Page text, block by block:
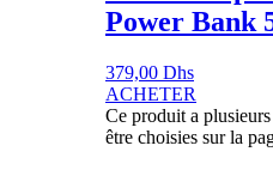
Power Bank
379,00 Dhs
ACHETER
Ce produit a
être choisies sur la